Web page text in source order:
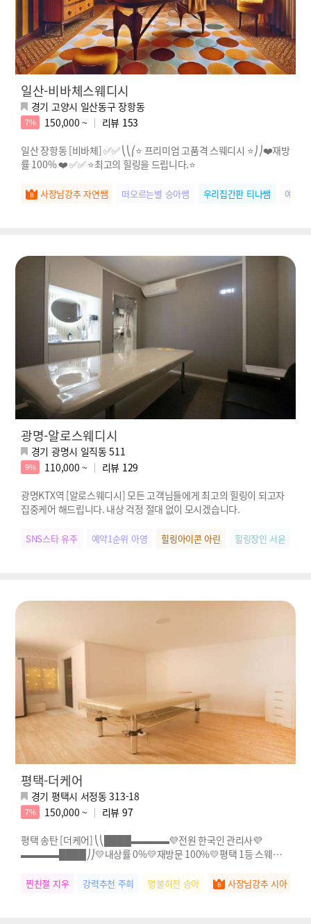
일산-비바체스웨디시
경기 고양시 일산동구 장항동
7% 150,000 ~ 리뷰 153
일산 장항동 [비바체] ✅✅ ⎝⎝⎛⭐️ 프리미엄 고품격 스웨디시 ⭐️⎠⎠❤️재방
률 100% ❤️ ✅✅ ⭐️최고의 힐링을 드립니다.⭐️
사장님강추 자연쌤 떠오르는별 승아쌤 우리집간판 티나쌤 예약1
광명-알로스웨디시
경기 광명시 일직동 511
9% 110,000 ~ 리뷰 129
광명KTX역 [알로스웨디시] 모든 고객님들에게 최고의 힐링이 되고자
집중케어 해드립니다. 내상 걱정 절대 없이 모시겠습니다.
SNS스타 유주 예약1순위 아영 힐링아이콘 아린 힐링장인 서윤
평택-더케어
경기 평택시 서정동 313-18
7% 150,000 ~ 리뷰 97
평택 송탄 [더케어] ⎝⎝████▬▬▬▬💜전원 한국인 관리사💜
▬▬▬▬████⎠⎠💛내상률 0%💛재방문 100%💛평택 1등 스웨디시
찐친절 지우 강력추천 주희 명불허전 승아 사장님강추 시아